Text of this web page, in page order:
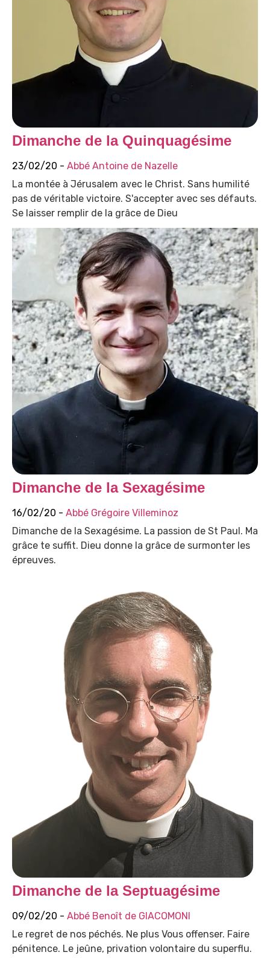
Dimanche de la Quinquagésime
23/02/20 - Abbé Antoine de Nazelle
La montée à Jérusalem avec le Christ. Sans humilité
pas de véritable victoire. S'accepter avec ses défauts.
Se laisser remplir de la grâce de Dieu
Dimanche de la Sexagésime
16/02/20 - Abbé Grégoire Villeminoz
Dimanche de la Sexagésime. La passion de St Paul. Ma
grâce te suffit. Dieu donne la grâce de surmonter les
épreuves.
Dimanche de la Septuagésime
09/02/20 - Abbé Benoît de GIACOMONI
Le regret de nos péchés. Ne plus Vous offenser. Faire
pénitence. Le jeûne, privation volontaire du superflu.